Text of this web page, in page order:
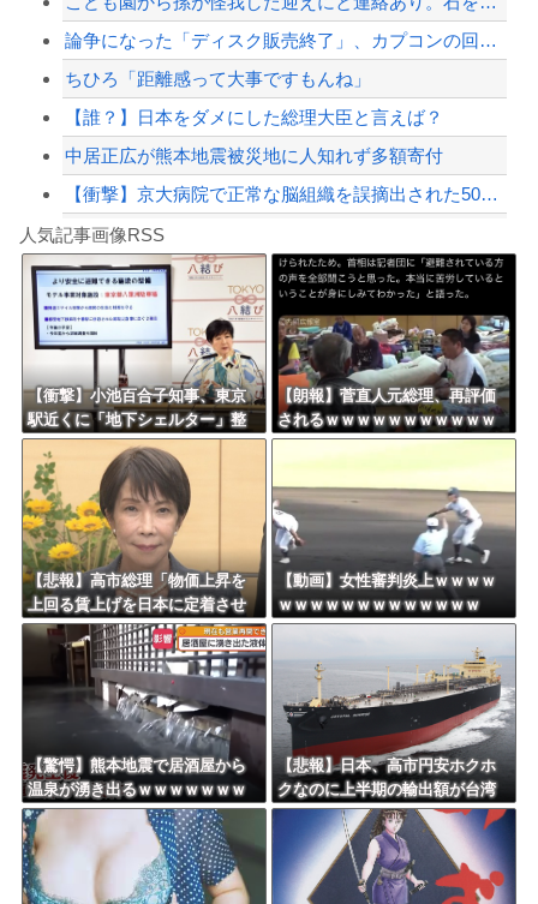
【配信者】「金バエ」のSNS更新が1週間途絶え、様々な憶測が飛び交う。1週間ぶり...
Powered by livedoor 相互RSS
論争になった「ディスク販売終了」、カプコンの回答と衝撃の詳細がコチラ・・・「え？...
ちひろ「距離感って大事ですもんね」
【誰？】日本をダメにした総理大臣と言えば？
中居正広が熊本地震被災地に人知れず多額寄付
【衝撃】京大病院で正常な脳組織を誤摘出された50代女性、手足も動かせず自発呼吸も...
寺田心さん(18)、筋トレした結果無事かわいくなる
【動画】これはお見事。中国重慶市で珍しい事故が撮影される。
8/4のニュース
日本旅行キャンセルすべきか…1万年ぶり史上最大級の火山の兆し＝韓国の反応
更新中止のお知らせ
海外「おめでとうタキ！」リヴァプール南野がバースデーゴール！！
Powered by livedoor 相互RSS
人気記事画像RSS
【衝撃】小池百合子知事、東京
駅近くに「地下シェルター」整
備を正式表明ｗｗｗｗｗｗｗｗ
ｗ
【朗報】菅直人元総理、再評価
されるｗｗｗｗｗｗｗｗｗｗｗ
ｗｗｗｗｗｗｗ
【悲報】高市総理「物価上昇を
上回る賃上げを日本に定着させ
る」 →国家公務員月給3.51％増
へ 地方公務員も追随する見通し
【動画】女性審判炎上ｗｗｗｗ
ｗｗｗｗｗｗｗｗｗｗｗｗｗ
【驚愕】熊本地震で居酒屋から
温泉が湧き出るｗｗｗｗｗｗｗ
ｗｗｗｗｗ
【悲報】日本、高市円安ホクホ
クなのに上半期の輸出額が台湾
と韓国に抜かれる・・・